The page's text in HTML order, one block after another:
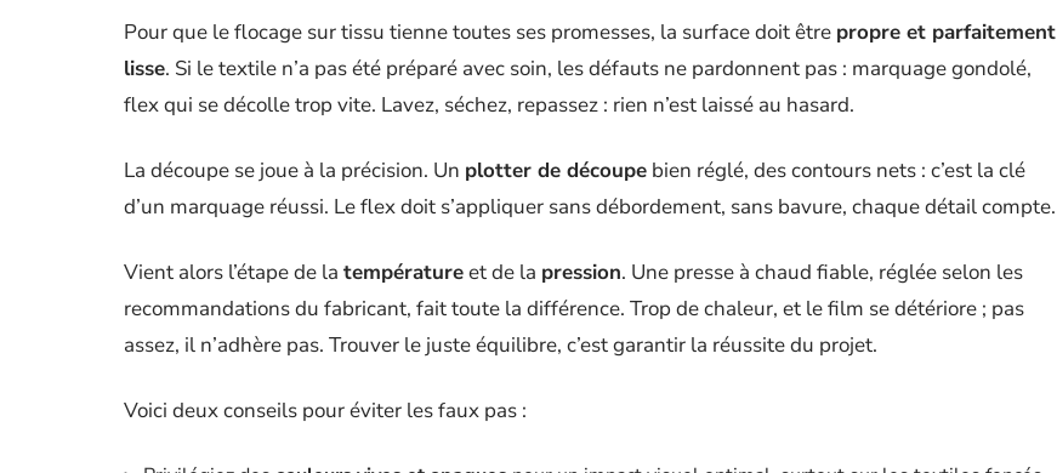
Pour que le flocage sur tissu tienne toutes ses promesses, la surface doit être propre et parfaitement
lisse. Si le textile n’a pas été préparé avec soin, les défauts ne pardonnent pas : marquage gondolé,
flex qui se décolle trop vite. Lavez, séchez, repassez : rien n’est laissé au hasard.
La découpe se joue à la précision. Un plotter de découpe bien réglé, des contours nets : c’est la clé
d’un marquage réussi. Le flex doit s’appliquer sans débordement, sans bavure, chaque détail compte.
Vient alors l’étape de la températureet de la pression. Une presse à chaud fiable, réglée selon les
recommandations du fabricant, fait toute la différence. Trop de chaleur, et le film se détériore ; pas
assez, il n’adhère pas. Trouver le juste équilibre, c’est garantir la réussite du projet.
Voici deux conseils pour éviter les faux pas :